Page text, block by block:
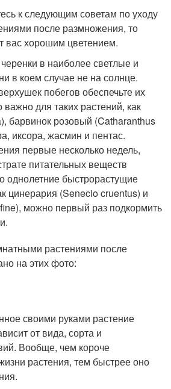
к следующим советам по уходу
после размножения, то
вас хорошим цветением.
в наиболее светлые и
в коем случае не на солнце.
побегов обеспечьте их
важно для таких растений, как
барвинок розовый (Catharanthus
иксора, жасмин и пентас.
первые несколько недель,
питательных веществ
однолетние быстрорастущие
цинерария (Senecio cruentus) и
можно первый раз подкормить
растениями после
на этих фото:
своими руками растение
от вида, сорта и
Вообще, чем короче
растения, тем быстрее оно